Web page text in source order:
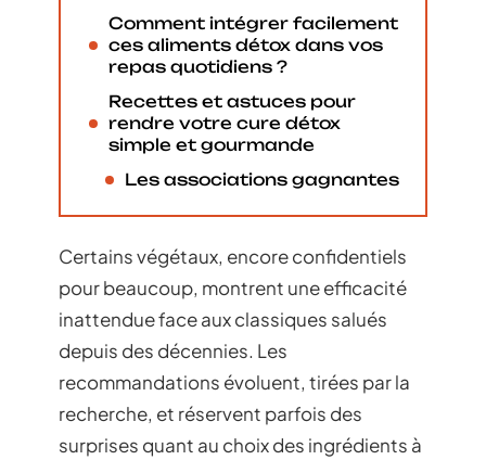
Comment intégrer facilement
ces aliments détox dans vos
repas quotidiens ?
Recettes et astuces pour
rendre votre cure détox
simple et gourmande
Les associations gagnantes
Certains végétaux, encore confidentiels
pour beaucoup, montrent une efficacité
inattendue face aux classiques salués
depuis des décennies. Les
recommandations évoluent, tirées par la
recherche, et réservent parfois des
surprises quant au choix des ingrédients à